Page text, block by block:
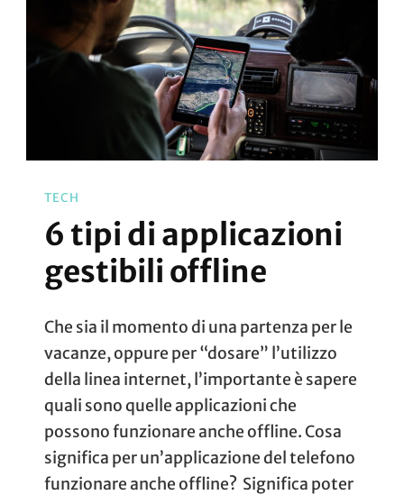
Smartphone
Non
Potrai
Più
Usare
WhatsApp
TECH
6 tipi di applicazioni
gestibili offline
Che sia il momento di una partenza per le
vacanze, oppure per “dosare” l’utilizzo
della linea internet, l’importante è sapere
quali sono quelle applicazioni che
possono funzionare anche offline. Cosa
significa per un’applicazione del telefono
funzionare anche offline? Significa poter